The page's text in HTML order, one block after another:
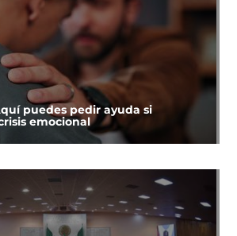
puedes pedir ayuda si
emocional